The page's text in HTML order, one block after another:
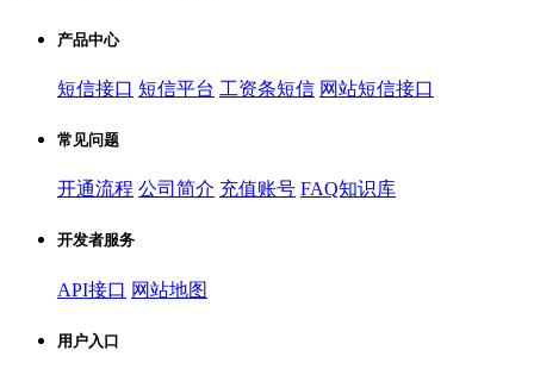
产品中心
短信接口 短信平台 工资条短信 网站短信接口
常见问题
开通流程 公司简介 充值账号 FAQ知识库
开发者服务
API接口 网站地图
用户入口